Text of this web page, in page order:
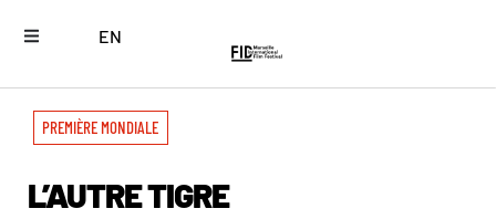
EN
PREMIÈRE MONDIALE
L’AUTRE TIGRE